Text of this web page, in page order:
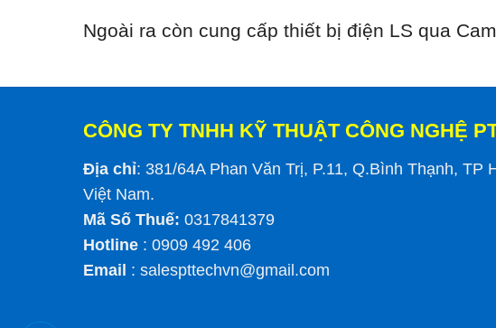
Ngoài ra còn cung cấp thiết bị điện LS qua
CÔNG TY TNHH KỸ THUẬT CÔNG NGHỆ
Địa chỉ: 381/64A Phan Văn Trị, P.11, Q.Bình Thạnh, TP
Việt Nam.
Mã Số Thuế: 0317841379
Hotline : 0909 492 406
Email : salespttechvn@gmail.com